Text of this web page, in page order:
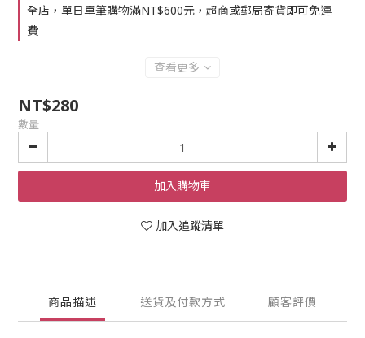
全店，單日單筆購物滿NT$600元，超商或郵局寄貨即可免運
費
查看更多
NT$280
數量
加入購物車
加入追蹤清單
商品描述 送貨及付款方式 顧客評價